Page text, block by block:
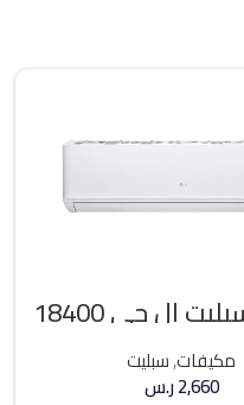
مكيف سبليت ال جي 18400 وحده بارد
مكيفات,سبليت
2,660ر.س